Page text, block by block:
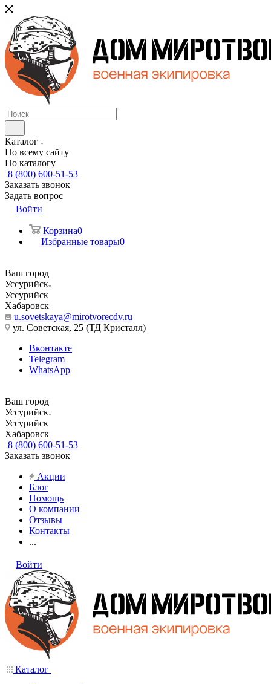
Каталог
По всему сайту
По каталогу
8 (800) 600-51-53
Заказать звонок
Задать вопрос
Войти
Корзина0
Избранные товары0
Ваш город
Уссурийск
Уссурийск
Хабаровск
u.sovetskaya@mirotvorecdv.ru
ул. Советская, 25 (ТД Кристалл)
Вконтакте
Telegram
WhatsApp
Ваш город
Уссурийск
Уссурийск
Хабаровск
8 (800) 600-51-53
Заказать звонок
Акции
Блог
Помощь
О компании
Отзывы
Контакты
...
Войти
Каталог